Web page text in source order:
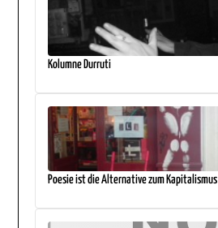
Kolumne Durruti
Poesie ist die Alternative zum Kapitalismus